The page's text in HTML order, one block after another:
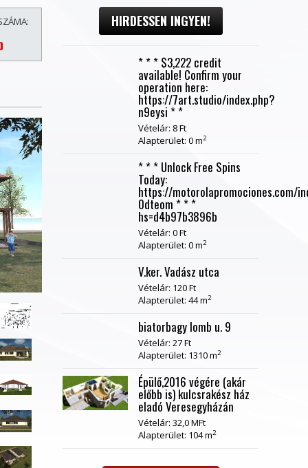
HIRDESSEN INGYEN!
* * * $3,222 credit
available! Confirm your
operation here:
https://7art.studio/index.php?
n9eysi * *
Vételár: 8 Ft
Alapterület: 0 m2
* * * Unlock Free Spins
Today:
https://motorolapromociones.com/
0dteom * * *
hs=d4b97b3896b
Vételár: 0 Ft
Alapterület: 0 m2
V.ker. Vadász utca
Vételár: 120 Ft
Alapterület: 44 m2
biatorbagy lomb u. 9
Vételár: 27 Ft
Alapterület: 1310 m2
Épülő,2016 végére (akár
előbb is) kulcsrakész ház
eladó Veresegyházán
Vételár: 32,0 MFt
Alapterület: 104 m2